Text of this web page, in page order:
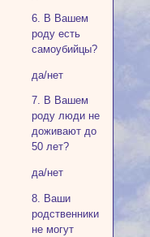
6. В Вашем
роду есть
самоубийцы?
да/нет
7. В Вашем
роду люди не
доживают до
50 лет?
да/нет
8. Ваши
родственники
не могут